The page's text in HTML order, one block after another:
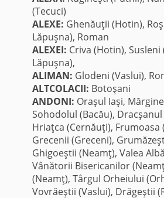
(Tecuci)
ALEXE: Ghenăuţii (Hotin),
Lăpuşna), Roman
ALEXEI: Criva (Hotin), Susleni
Lăpuşna),
ALIMAN: Glodeni (Vaslui),
ALTCOLACII: Botoşani
ANDONI: Oraşul Iaşi,
Sohodolul (Bacău),
Hriaţca (Cernăuţi), Frumoasa
Grecenii (Greceni),
Ghigoeştii (Neamţ), Valea
Vânătorii Bisericanilor
(Neamţ), Târgul Orheiului
Vovrăeştii (Vaslui), Drăgeştii